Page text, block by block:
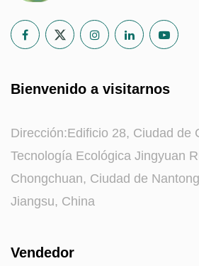
Bienvenido a visitarnos
Dirección:Edificio 28, Ciudad de
Tecnología Ecológica Jingyuan
Chongchuan, Ciudad de
Jiangsu, China
Vendedor